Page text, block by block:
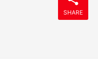
SHARE